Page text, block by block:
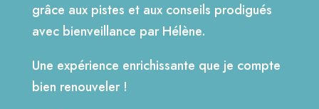
grâce aux pistes et aux conseils prodigués
avec bienveillance par Hélène.
Une expérience enrichissante que je compte
bien renouveler !